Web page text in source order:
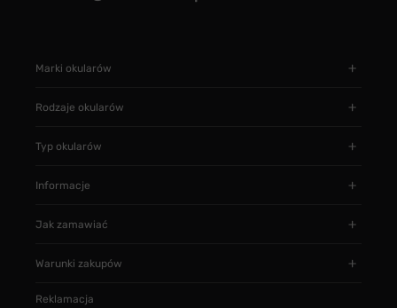
Marki okularów
Rodzaje okularów
Typ okularów
Informacje
Jak zamawiać
Warunki zakupów
Reklamacja